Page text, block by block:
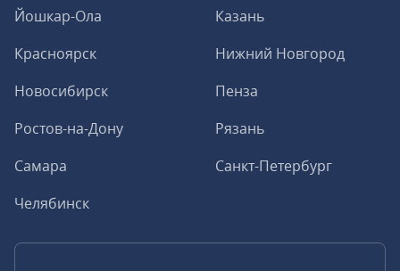
Йошкар-Ола
Казань
Красноярск
Нижний Новгород
Новосибирск
Пенза
Ростов-на-Дону
Рязань
Самара
Санкт-Петербург
Челябинск